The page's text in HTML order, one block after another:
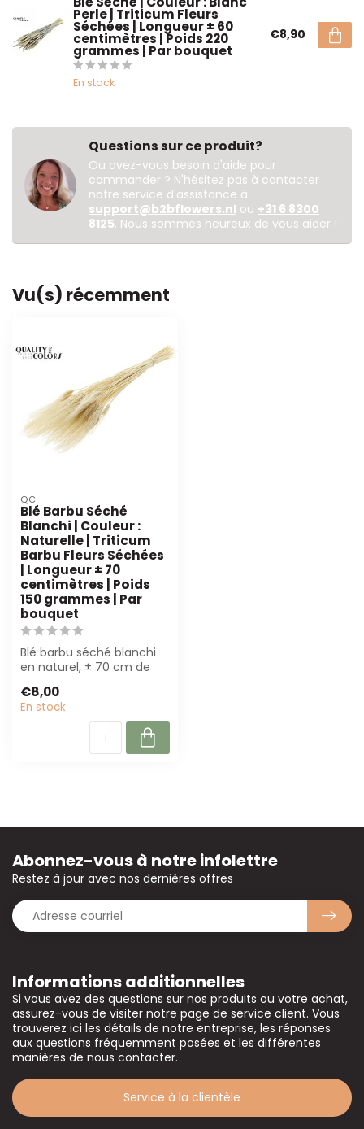
Perle | Triticum Fleurs
Séchées | Longueur ± 60
centimètres | Poids 220
grammes | Par bouquet
En stock
€8,90
Questions sur ce produit?
Ou avez-vous besoin d'aide pour
commander ? N'hésitez pas à contacter
notre service d'assistance à
support@b2bflowers.nl ou +31 6 8300
8125. Nous sommes heureux de vous aider !
Vu(s) récemment
QC
Blé Barbu Séché
Blanchi | Couleur :
Naturelle | Triticum
Barbu Fleurs Séchées
| Longueur ± 70
centimètres | Poids
150 grammes | Par
bouquet
Blé barbu séché blanchi
en naturel, ± 70 cm de
Parfait ...
€8,00
En stock
Informations additionnelles
Si vous avez des questions sur nos produits ou votre achat,
assurez-vous de visiter notre page de service client. Vous
trouverez ici les détails de notre entreprise, les réponses
aux questions fréquemment posées et les différentes
manières de nous contacter.
Service à la clientèle
Abonnez-vous à notre infolettre
Restez à jour avec nos dernières offres